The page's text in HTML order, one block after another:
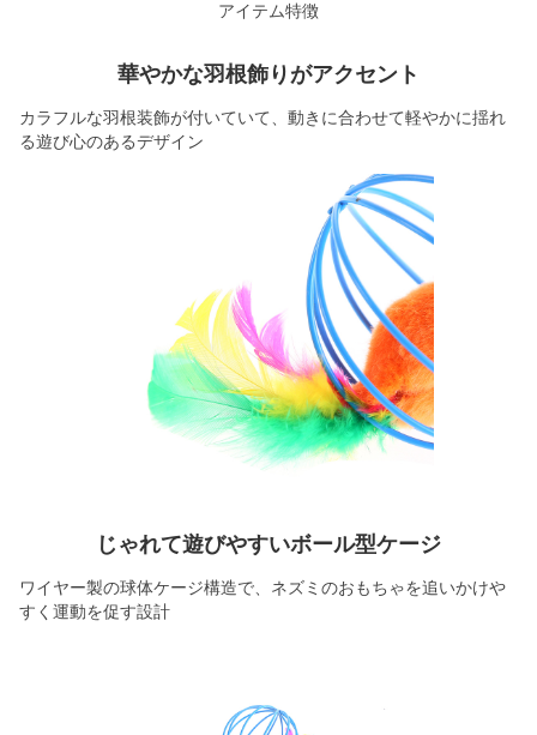
アイテム特徴
華やかな羽根飾りがアクセント
カラフルな羽根装飾が付いていて、動きに合わせて軽やかに揺れ
る遊び心のあるデザイン
じゃれて遊びやすいボール型ケージ
ワイヤー製の球体ケージ構造で、ネズミのおもちゃを追いかけや
すく運動を促す設計